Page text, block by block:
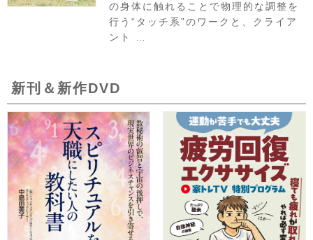
の身体に触れることで物理的な調整を
行う“タッチ系”のワークと、クライア
ント …
新刊＆新作DVD